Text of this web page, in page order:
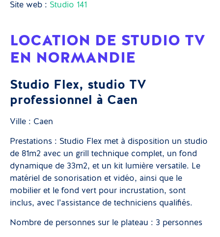
Site web : Studio 141
LOCATION DE STUDIO TV
EN NORMANDIE
Studio Flex, studio TV
professionnel à Caen
Ville : Caen
Prestations : Studio Flex met à disposition un studio
de 81m2 avec un grill technique complet, un fond
dynamique de 33m2, et un kit lumière versatile. Le
matériel de sonorisation et vidéo, ainsi que le
mobilier et le fond vert pour incrustation, sont
inclus, avec l’assistance de techniciens qualifiés.
Nombre de personnes sur le plateau : 3 personnes